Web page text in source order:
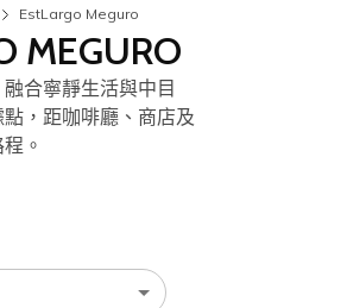
EstLargo Meguro
MEGURO
合寧靜生活與中目
，距咖啡廳、商店及
。